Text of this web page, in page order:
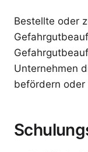
Bestellte oder
Unternehmen
befördern oder